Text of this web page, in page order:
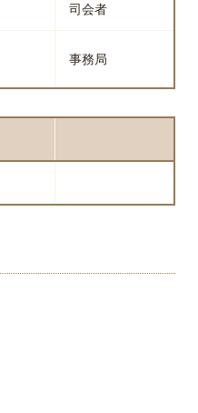
司会者
事務局